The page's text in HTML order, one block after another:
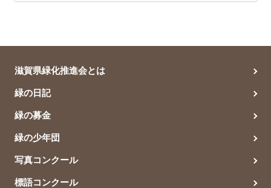
滋賀県緑化推進会とは
緑の日記
緑の募金
緑の少年団
写真コンクール
標語コンクール